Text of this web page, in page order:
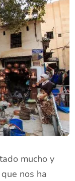
mucho y
nos ha